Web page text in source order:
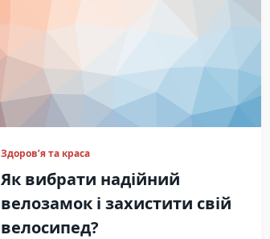
Здоров’я та краса
Як вибрати надійний
велозамок і захистити свій
велосипед?